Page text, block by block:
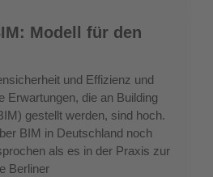
Modell für den
und Effizienz und
Erwartungen, die an Building
gestellt werden, sind hoch.
BIM in Deutschland noch
als es in der Praxis zur
Berliner